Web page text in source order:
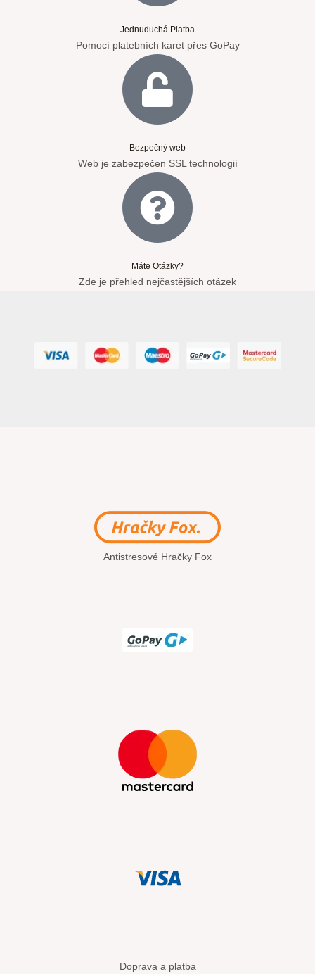
Jednuduchá Platba
Pomocí platebních karet přes GoPay
Bezpečný web
Web je zabezpečen SSL technologií
Máte Otázky?
Zde je přehled nejčastějších otázek
Antistresové Hračky Fox
Doprava a platba